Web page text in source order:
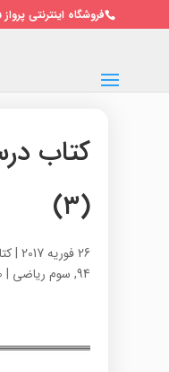
فروشگاه اینترنتی پرواز 09128501125 / 02122691010
کتاب
(۳)
26 فوریه 2017 |
94
, سوم ریاضی |
0